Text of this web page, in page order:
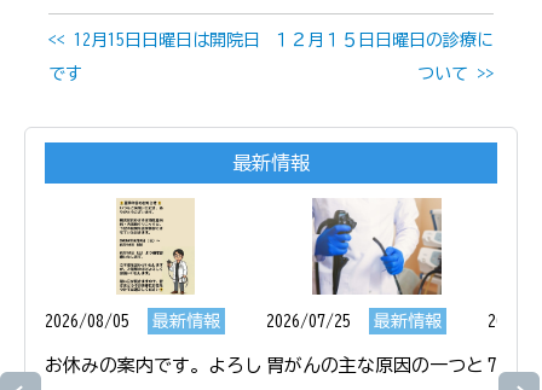
<< 12月15日日曜日は開院日
です
１２月１５日日曜日の診療に
ついて >>
最新情報
2026/08/05 最新情報
お休みの案内です。よろし
2026/07/25 最新情報
胃がんの主な原因の一つと
2026/
7月19